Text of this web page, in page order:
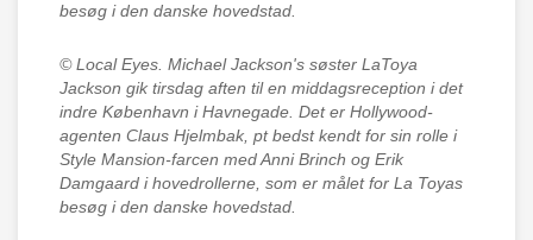
besøg i den danske hovedstad.
© Local Eyes. Michael Jackson's søster LaToya
Jackson gik tirsdag aften til en middagsreception i det
indre København i Havnegade. Det er Hollywood-
agenten Claus Hjelmbak, pt bedst kendt for sin rolle i
Style Mansion-farcen med Anni Brinch og Erik
Damgaard i hovedrollerne, som er målet for La Toyas
besøg i den danske hovedstad.